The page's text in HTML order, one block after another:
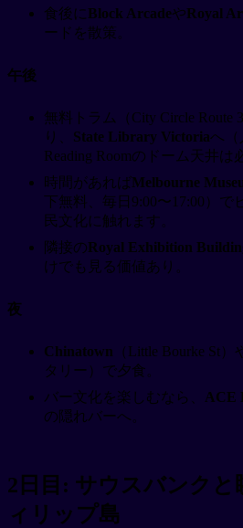
食後に Block ArcadeやRoyal
ードを散策。
午後
無料トラム（City Circle Route
り、 State Library Victoriaへ（
Reading Roomのドーム天井は
時間があればMelbourne
下無料、毎日9:00〜17:00）で
民文化に触れます。
隣接のRoyal Exhibition
けでも見る価値あり。
夜
Chinatown （Little Bourke St）
タリー）で夕食。
バー文化を楽しむなら、 ACE
の隠れバーへ。
2日目: サウスバンクと
ィリップ島